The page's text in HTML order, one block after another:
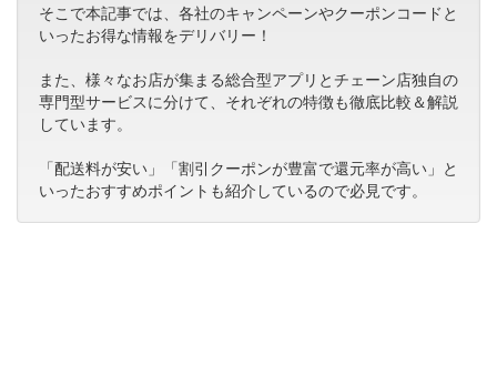
そこで本記事では、各社のキャンペーンやクーポンコードと
いったお得な情報をデリバリー！
また、様々なお店が集まる総合型アプリとチェーン店独自の
専門型サービスに分けて、それぞれの特徴も徹底比較＆解説
しています。
「配送料が安い」「割引クーポンが豊富で還元率が高い」と
いったおすすめポイントも紹介しているので必見です。